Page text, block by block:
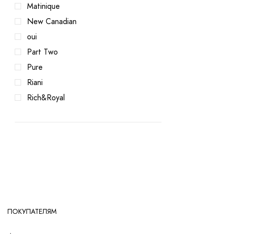
Matinique
New Canadian
oui
Part Two
Pure
Riani
Rich&Royal
ПОКУПАТЕЛЯМ